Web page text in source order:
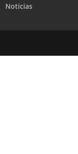
Noticias